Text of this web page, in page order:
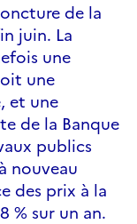
de la
juin. La
une
une
et une
de la Banque
publics
nouveau
des prix à la
% sur un an.